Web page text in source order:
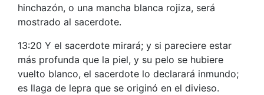
hinchazón, o una mancha blanca rojiza, será
mostrado al sacerdote.
13:20 Y el sacerdote mirará; y si pareciere estar
más profunda que la piel, y su pelo se hubiere
vuelto blanco, el sacerdote lo declarará inmundo;
es llaga de lepra que se originó en el divieso.